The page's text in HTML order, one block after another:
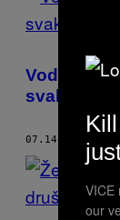
Vodič za
svakoj
07.14.17
VICE
our